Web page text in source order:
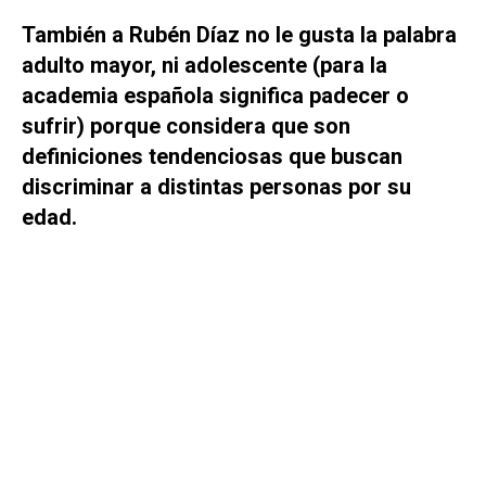
También a Rubén Díaz no le gusta la palabra
adulto mayor, ni adolescente (para la
academia española significa padecer o
sufrir) porque considera que son
definiciones tendenciosas que buscan
discriminar a distintas personas por su
edad.